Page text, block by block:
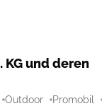
KG und deren
Outdoor Promobil